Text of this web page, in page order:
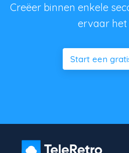
Creëer binnen enkele
ervaar het
Start een